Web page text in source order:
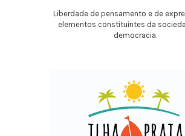
Liberdade de pensamento e de
elementos constituintes da
democracia.